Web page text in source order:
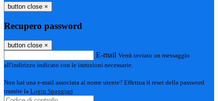
button close ×
Recupero password
button close ×
E-mail Verrà inviato un messaggio
all'indirizzo indicato con le istruzioni necessarie.
Non hai una e-mail associata al nome utente? Effettua il reset della password
tramite la Login Spaggiari